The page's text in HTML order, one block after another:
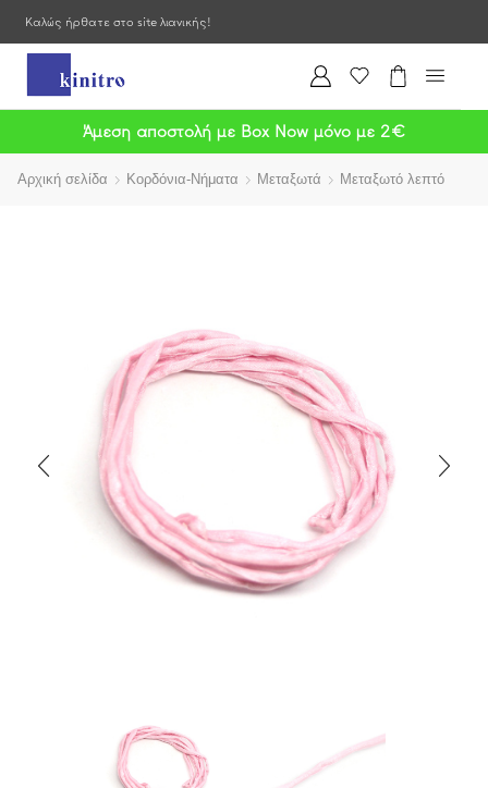
Καλώς ήρθατε στο site λιανικής!
Άμεση αποστολή με Box Now μόνο με 2€
Αρχική σελίδα Κορδόνια-Νήματα Μεταξωτά Μεταξωτό λεπτό